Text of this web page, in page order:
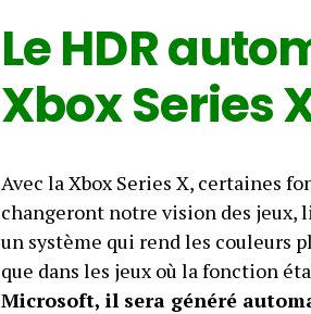
Le HDR
Xbox Series
Avec la Xbox Series X, certaines
changeront notre vision des jeux,
un système qui rend les couleurs
que dans les jeux où la fonction
Microsoft, il sera généré